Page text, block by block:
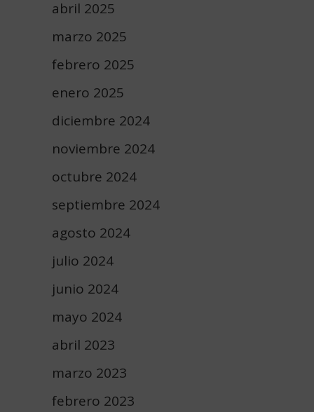
abril 2025
marzo 2025
febrero 2025
enero 2025
diciembre 2024
noviembre 2024
octubre 2024
septiembre 2024
agosto 2024
julio 2024
junio 2024
mayo 2024
abril 2023
marzo 2023
febrero 2023